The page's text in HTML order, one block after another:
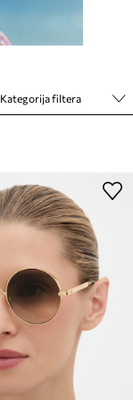
Kategorija filtera